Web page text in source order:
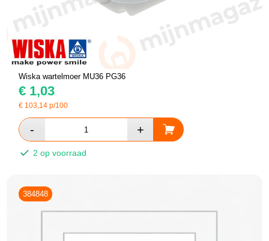
Wiska wartelmoer MU36 PG36
€ 1,03
€ 103,14 p/100
2 op voorraad
384848